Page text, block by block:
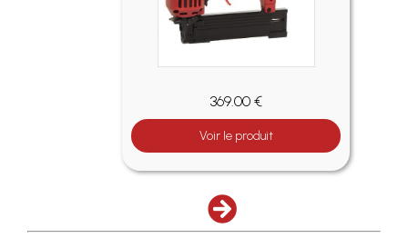
369.00 €
Voir le produit